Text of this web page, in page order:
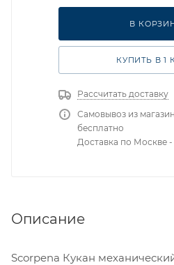
В
КУПИТЬ В 1
Рассчитать доставку
Самовывоз из
бесплатно
Доставка по Москве -
Описание
Scorpena Кукан